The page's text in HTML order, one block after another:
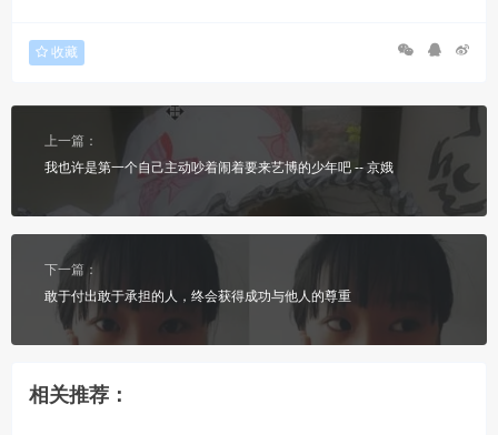
收藏
上一篇：
我也许是第一个自己主动吵着闹着要来艺博的少年吧 -- 京娥
下一篇：
敢于付出敢于承担的人，终会获得成功与他人的尊重
相关推荐：